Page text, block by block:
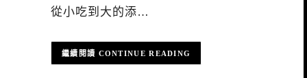
從小吃到大的添…
CONTINUE READING